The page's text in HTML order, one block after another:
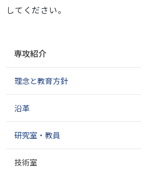
してください。
ゲ
シ
ン
専攻紹介
理念と教育方針
沿革
研究室・教員
技術室